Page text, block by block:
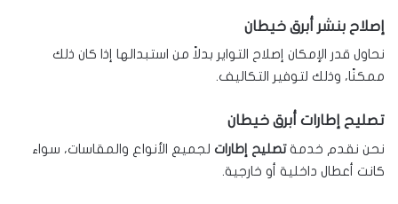
إصلاح بنشر أبرق خيطان
نحاول قدر الإمكان إصلاح التواير بدلاً من استبدالها إذا كان ذلك
ممكنًا، وذلك لتوفير التكاليف.
تصليح إطارات أبرق خيطان
نحن نقدم خدمةتصليح إطارات لجميع الأنواع والمقاسات، سواء
كانت أعطال داخلية أو خارجية.